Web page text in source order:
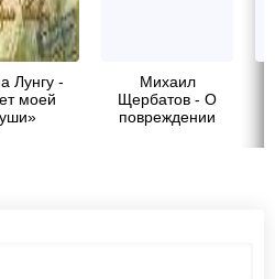
Лунгу -
моей
Михаил
Щербатов - О
повреждении